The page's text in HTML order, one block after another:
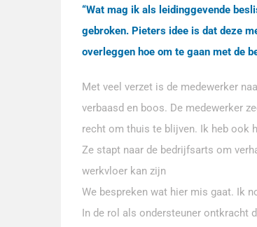
“Wat mag ik als leidinggevende
gebroken. Pieters idee is dat deze
overleggen hoe om te gaan met de
Met veel verzet is de medewerker
verbaasd en boos. De medewerker
recht om thuis te blijven. Ik heb ook
Ze stapt naar de bedrijfsarts om
werkvloer kan zijn
We bespreken wat hier mis gaat. Ik
In de rol als ondersteuner ontkracht